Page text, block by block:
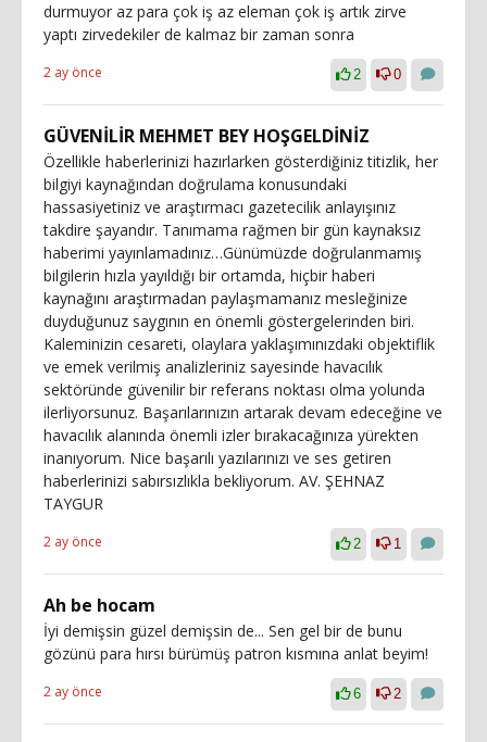
durmuyor az para çok iş az eleman çok iş artık zirve
yaptı zirvedekiler de kalmaz bir zaman sonra
2 ay önce 2 0
GÜVENİLİR MEHMET BEY HOŞGELDİNİZ
Özellikle haberlerinizi hazırlarken gösterdiğiniz titizlik, her
bilgiyi kaynağından doğrulama konusundaki
hassasiyetiniz ve araştırmacı gazetecilik anlayışınız
takdire şayandır. Tanımama rağmen bir gün kaynaksız
haberimi yayınlamadınız…Günümüzde doğrulanmamış
bilgilerin hızla yayıldığı bir ortamda, hiçbir haberi
kaynağını araştırmadan paylaşmamanız mesleğinize
duyduğunuz saygının en önemli göstergelerinden biri.
Kaleminizin cesareti, olaylara yaklaşımınızdaki objektiflik
ve emek verilmiş analizleriniz sayesinde havacılık
sektöründe güvenilir bir referans noktası olma yolunda
ilerliyorsunuz. Başarılarınızın artarak devam edeceğine ve
havacılık alanında önemli izler bırakacağınıza yürekten
inanıyorum. Nice başarılı yazılarınızı ve ses getiren
haberlerinizi sabırsızlıkla bekliyorum. AV. ŞEHNAZ
TAYGUR
2 ay önce 2 1
Ah be hocam
İyi demişsin güzel demişsin de... Sen gel bir de bunu
gözünü para hırsı bürümüş patron kısmına anlat beyim!
2 ay önce 6 2